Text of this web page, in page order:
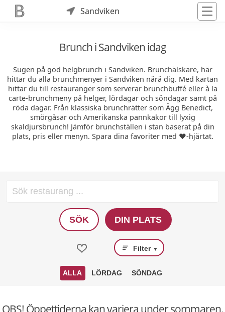
Sandviken
Brunch i Sandviken idag
Sugen på god helgbrunch i Sandviken. Brunchälskare, här
hittar du alla brunchmenyer i Sandviken närä dig. Med kartan
hittar du till restauranger som serverar brunchbuffé eller à la
carte-brunchmeny på helger, lördagar och söndagar samt på
röda dagar. Från klassiska brunchrätter som Ägg Benedict,
smörgåsar och Amerikanska pannkakor till lyxig
skaldjursbrunch! Jämför brunchställen i stan baserat på din
plats, pris eller menyn. Spara dina favoriter med ❤️-hjärtat.
SÖK DIN PLATS
Filter ▼
ALLA LÖRDAG SÖNDAG
OBS! Öppettiderna kan variera under sommaren.